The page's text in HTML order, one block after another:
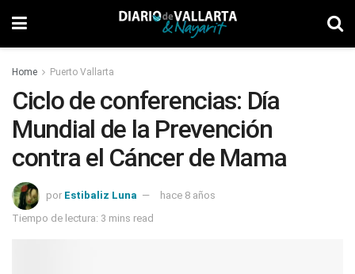
Home Puerto Vallarta
Ciclo de conferencias: Día
Mundial de la Prevención
contra el Cáncer de Mama
por Estibaliz Luna
hace 8 años
Tiempo de lectura: 3 mins read